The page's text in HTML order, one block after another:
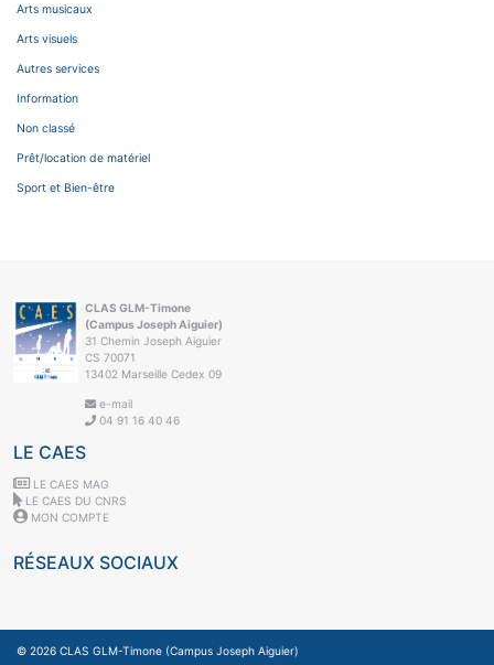
Arts musicaux
Arts visuels
Autres services
Information
Non classé
Prêt/location de matériel
Sport et Bien-être
CLAS GLM-Timone
(Campus Joseph Aiguier)
31 Chemin Joseph Aiguier
CS 70071
13402 Marseille Cedex 09
e-mail
04 91 16 40 46
LE CAES
LE CAES MAG
LE CAES DU CNRS
MON COMPTE
RÉSEAUX SOCIAUX
© 2026 CLAS GLM-Timone (Campus Joseph Aiguier)